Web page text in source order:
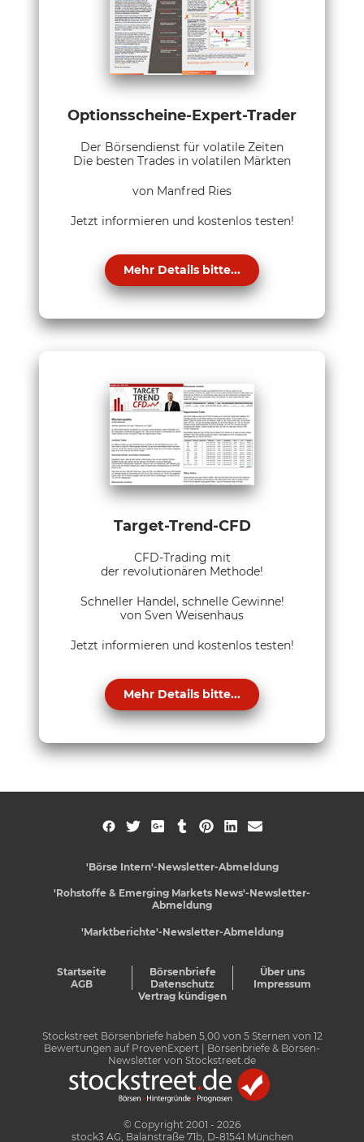
Optionsscheine-Expert-Trader
Der Börsendienst für volatile Zeiten
Die besten Trades in volatilen Märkten
von Manfred Ries
Jetzt informieren und kostenlos testen!
Mehr Details bitte...
Target-Trend-CFD
CFD-Trading mit
der revolutionären Methode!
Schneller Handel, schnelle Gewinne!
von Sven Weisenhaus
Jetzt informieren und kostenlos testen!
Mehr Details bitte...
'Börse Intern'-Newsletter-Abmeldung
'Rohstoffe & Emerging Markets News'-Newsletter-
Abmeldung
'Marktberichte'-Newsletter-Abmeldung
Startseite Börsenbriefe
Über uns
AGB
Datenschutz
Impressum
Vertrag kündigen
Stockstreet Börsenbriefe haben 5,00von 5Sternen von 12
Bewertungen auf ProvenExpert
| Börsenbriefe & Börsen-
Newsletter von Stockstreet.de
© Copyright 2001 - 2026
stock3 AG, Balanstraße 71b, D-81541 München